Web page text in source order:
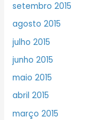
setembro 2015
agosto 2015
julho 2015
junho 2015
maio 2015
abril 2015
março 2015